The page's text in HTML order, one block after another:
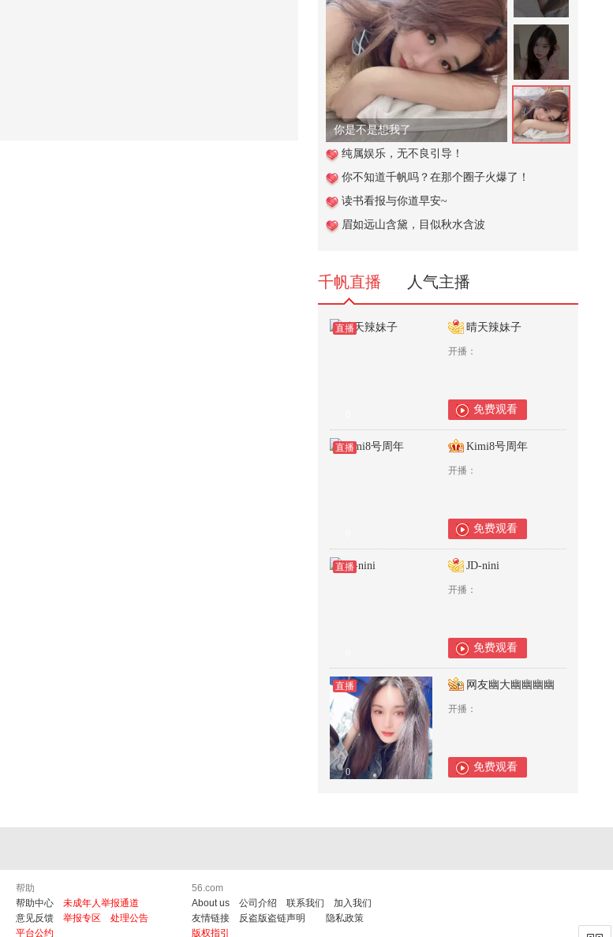
青蛙闯进狼蛛的家
3,074
少年心气乃不可再生之物。愿秉天
地灵气而生，随本心肆意生长，有
着...
2,480
老虎大战巨型野猪,战况激烈,谁才
38,110
峰会汇集来自科研、产业与教育一
线的实践者们！关于AI如何介入基
你是不是想我了
纯属娱乐，无不良引导！
你不知道千帆吗？在那个圈子火爆了！
读书看报与你道早安~
眉如远山含黛，目似秋水含波
千帆直播 人气主播
直播 晴天辣妹子
开播：
免费观看
直播 Kimi8号周年
开播：
免费观看
直播 JD-nini
开播：
免费观看
直播
0
网友幽大幽幽幽幽
开播：
免费观看
帮助
帮助中心
未成年人举报通道
意见反馈
举报专区
处理公告
平台公约
56.com
About us
公司介绍 联系我们
加入我们
友情链接
反盗版盗链声明
隐私政策
版权指引